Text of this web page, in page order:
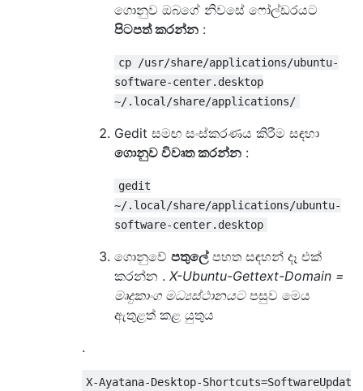
ගොනුව ඔබගේ නිවසේ ෆෝල්ඩරයට
පිටපත් කරන්න :
cp /usr/share/applications/ubuntu-
software-center.desktop
~/.local/share/applications/
Gedit සමඟ සංස්කරණය කිරීම සඳහා
ගොනුව විවෘත කරන්න :
gedit
~/.local/share/applications/ubuntu-
software-center.desktop
ගොනුවේ පතුලේපහත සඳහන් දෑ එක්
කරන්න . X-Ubuntu-Gettext-Domain =
මෘදුකාංග මධ්‍යස්ථානයටපසුව මෙය
ඇතුළත් කළ යුතුය
.
X-Ayatana-Desktop-